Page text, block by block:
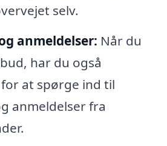
selv.
anmeldelser: Når du
har du også
at spørge ind til
anmeldelser fra